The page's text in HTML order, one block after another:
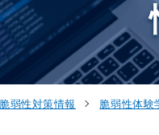
脆弱性対策情報 脆弱性体験